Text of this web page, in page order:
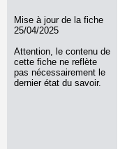
Mise à jour de la fiche
25/04/2025
Attention, le contenu de
cette fiche ne reflète
pas nécessairement le
dernier état du savoir.